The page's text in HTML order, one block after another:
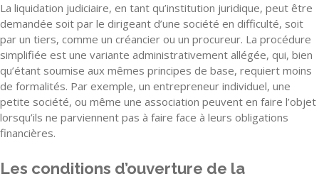
La liquidation judiciaire, en tant qu’institution juridique, peut être
demandée soit par le dirigeant d’une société en difficulté, soit
par un tiers, comme un créancier ou un procureur. La procédure
simplifiée est une variante administrativement allégée, qui, bien
qu’étant soumise aux mêmes principes de base, requiert moins
de formalités. Par exemple, un entrepreneur individuel, une
petite société, ou même une association peuvent en faire l’objet
lorsqu’ils ne parviennent pas à faire face à leurs obligations
financières.
Les conditions d’ouverture de la